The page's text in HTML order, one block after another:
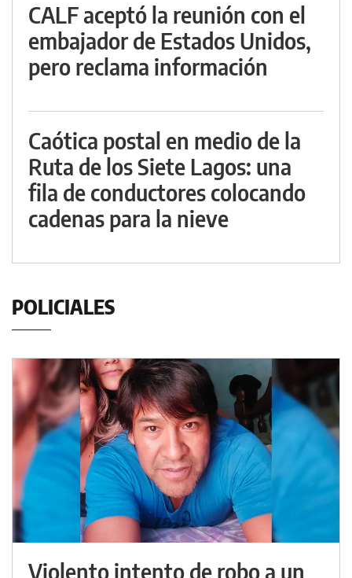
CALF aceptó la reunión con el
embajador de Estados Unidos,
pero reclama información
Caótica postal en medio de la
Ruta de los Siete Lagos: una
fila de conductores colocando
cadenas para la nieve
POLICIALES
Violento intento de robo a un